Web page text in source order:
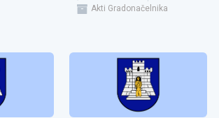
Akti Gradonačelnika